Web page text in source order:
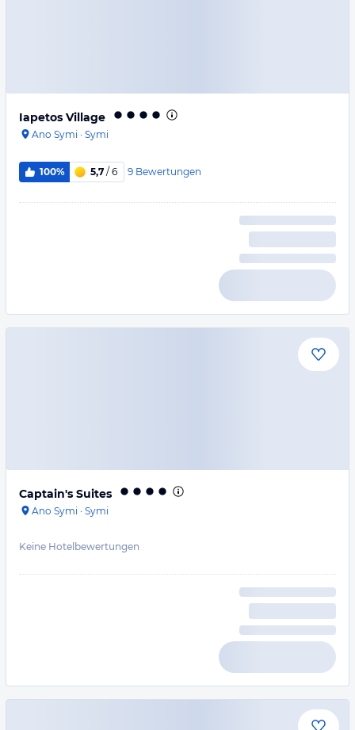
Iapetos Village
Ano Symi · Symi
100% 5,7 / 6 9 Bewertungen
Captain's Suites
Ano Symi · Symi
Keine Hotelbewertungen